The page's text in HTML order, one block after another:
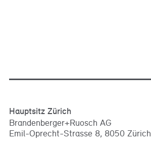
Hauptsitz Zürich
Brandenberger+Ruosch AG
Emil-Oprecht-Strasse 8, 8050 Zürich